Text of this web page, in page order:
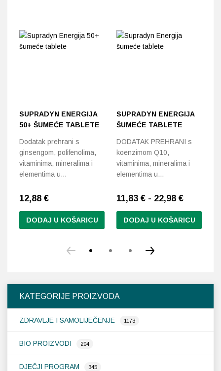
KATEGORIJE PROIZVODA
ZDRAVLJE I SAMOLIJEČENJE 1173
BIO PROIZVODI 204
DJEČJI PROGRAM 345
SUPRADYN ENERGIJA
50+ ŠUMEĆE TABLETE
Dodatak prehrani s
ginsengom, polifenolima,
vitaminima, mineralima i
elementima u…
12,88 €
DODAJ U KOŠARICU
SUPRADYN ENERGIJA
ŠUMEĆE TABLETE
DODATAK PREHRANI s
koenzimom Q10,
vitaminima, mineralima i
elementima u…
11,83 € - 22,98 €
DODAJ U KOŠARICU
se
mogu
odabrati
na
proizvoda